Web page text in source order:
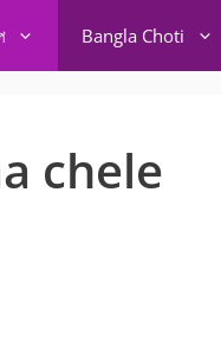
Bangla Choti
chele